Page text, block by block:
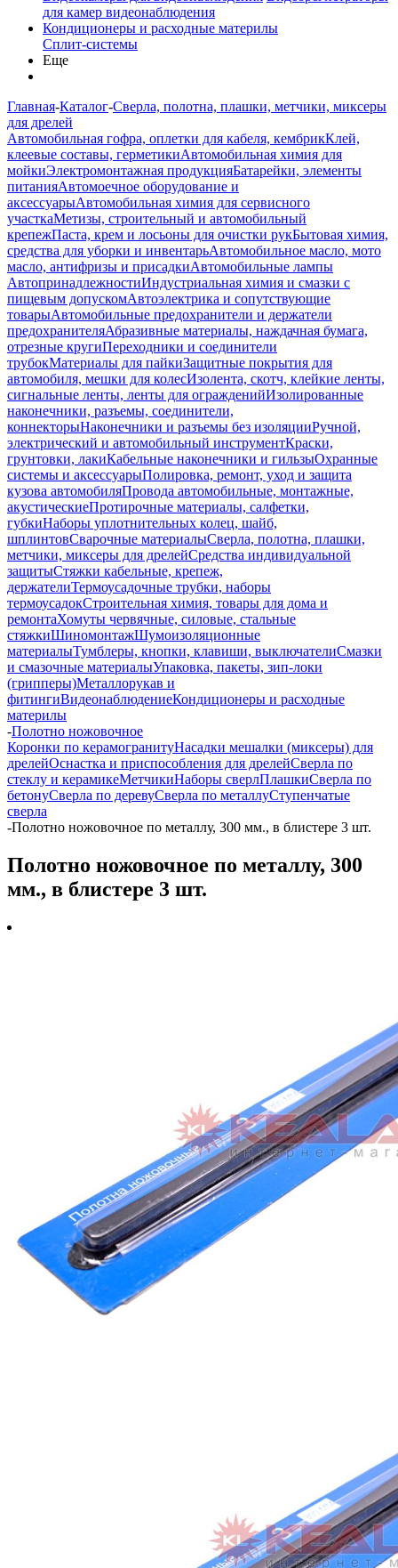
для камер видеонаблюдения
Кондиционеры и расходные материлы
Сплит-системы
Еще
Главная-Каталог-Сверла, полотна, плашки, метчики, миксеры
для дрелей
Автомобильная гофра, оплетки для кабеля, кембрикКлей,
клеевые составы, герметикиАвтомобильная химия для
мойкиЭлектромонтажная продукцияБатарейки, элементы
питанияАвтомоечное оборудование и
аксессуарыАвтомобильная химия для сервисного
участкаМетизы, строительный и автомобильный
крепежПаста, крем и лосьоны для очистки рукБытовая химия,
средства для уборки и инвентарьАвтомобильное масло, мото
масло, антифризы и присадкиАвтомобильные лампы
АвтопринадлежностиИндустриальная химия и смазки с
пищевым допускомАвтоэлектрика и сопутствующие
товарыАвтомобильные предохранители и держатели
предохранителяАбразивные материалы, наждачная бумага,
отрезные кругиПереходники и соединители
трубокМатериалы для пайкиЗащитные покрытия для
автомобиля, мешки для колесИзолента, скотч, клейкие ленты,
сигнальные ленты, ленты для огражденийИзолированные
наконечники, разъемы, соединители,
коннекторыНаконечники и разъемы без изоляцииРучной,
электрический и автомобильный инструментКраски,
грунтовки, лакиКабельные наконечники и гильзыОхранные
системы и аксессуарыПолировка, ремонт, уход и защита
кузова автомобиляПровода автомобильные, монтажные,
акустическиеПротирочные материалы, салфетки,
губкиНаборы уплотнительных колец, шайб,
шплинтовСварочные материалыСверла, полотна, плашки,
метчики, миксеры для дрелейСредства индивидуальной
защитыСтяжки кабельные, крепеж,
держателиТермоусадочные трубки, наборы
термоусадокСтроительная химия, товары для дома и
ремонтаХомуты червячные, силовые, стальные
стяжкиШиномонтажШумоизоляционные
материалыТумблеры, кнопки, клавиши, выключателиСмазки
и смазочные материалыУпаковка, пакеты, зип-локи
(грипперы)Металлорукав и
фитингиВидеонаблюдениеКондиционеры и расходные
материлы
-Полотно ножовочное
Коронки по керамогранитуНасадки мешалки (миксеры) для
дрелейОснастка и приспособления для дрелейСверла по
стеклу и керамикеМетчикиНаборы сверлПлашкиСверла по
бетонуСверла по деревуСверла по металлуСтупенчатые
сверла
-Полотно ножовочное по металлу, 300 мм., в блистере 3 шт.
Полотно ножовочное по металлу, 300
мм., в блистере 3 шт.